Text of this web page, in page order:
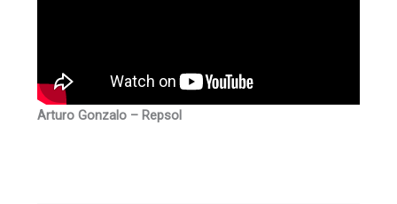
Arturo Gonzalo – Repsol